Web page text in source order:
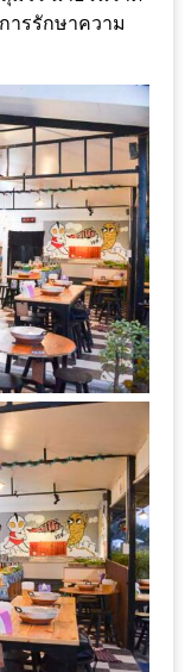
ารรักษาความ